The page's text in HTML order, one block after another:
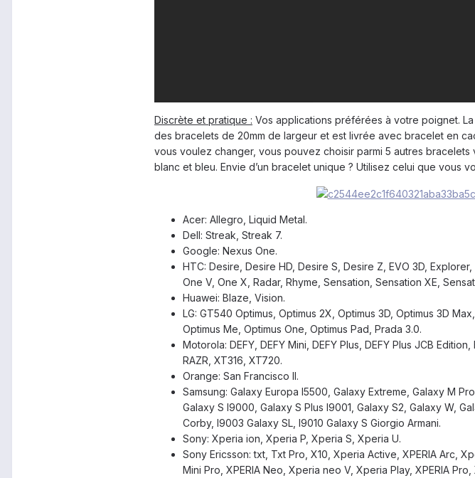
Discrète et pratique : Vos applications préférées à votre poignet.
des bracelets de 20mm de largeur et est livrée avec bracelet en
vous voulez changer, vous pouvez choisir parmi 5 autres bracelets
blanc et bleu. Envie d’un bracelet unique ? Utilisez celui que vous
Acer: Allegro, Liquid Metal.
Dell: Streak, Streak 7.
Google: Nexus One.
HTC: Desire, Desire HD, Desire S, Desire Z, EVO 3D,
One V, One X, Radar, Rhyme, Sensation, Sensation XE,
Huawei: Blaze, Vision.
LG: GT540 Optimus, Optimus 2X, Optimus 3D, Optimus 3D
Optimus Me, Optimus One, Optimus Pad, Prada 3.0.
Motorola: DEFY, DEFY Mini, DEFY Plus, DEFY Plus JCB
RAZR, XT316, XT720.
Orange: San Francisco II.
Samsung: Galaxy Europa I5500, Galaxy Extreme, Galaxy M
Galaxy S I9000, Galaxy S Plus I9001, Galaxy S2, Galaxy W,
Corby, I9003 Galaxy SL, I9010 Galaxy S Giorgio Armani.
Sony: Xperia ion, Xperia P, Xperia S, Xperia U.
Sony Ericsson: txt, Txt Pro, X10, Xperia Active, XPERIA Arc,
Mini Pro, XPERIA Neo, Xperia neo V, Xperia Play, XPERIA Pro,